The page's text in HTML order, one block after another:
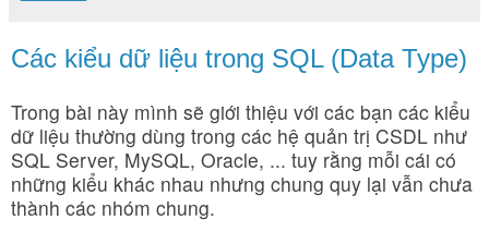
Các kiểu dữ liệu trong SQL (Data Type)
Trong bài này mình sẽ giới thiệu với các bạn các kiểu
dữ liệu thường dùng trong các hệ quản trị CSDL như
SQL Server, MySQL, Oracle, ... tuy rằng mỗi cái có
những kiểu khác nhau nhưng chung quy lại vẫn chưa
thành các nhóm chung.